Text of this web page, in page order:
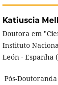
Katiuscia
Doutora em
Instituto
León - Espanha
Pós-